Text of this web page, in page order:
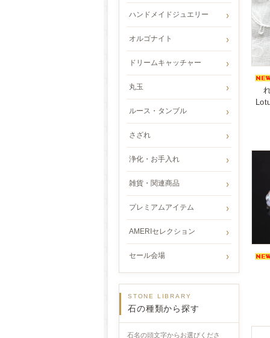
ハンドメイドジュエリー
オルゴナイト
ドリームキャッチャー
丸玉
ルース・タンブル
さざれ
浄化・お手入れ
雑貨・関連商品
プレミアムアイテム
AMERIセレクション
セール会場
STONE LIBRARY
石の種類から探す
石名の頭文字からお選びくださ